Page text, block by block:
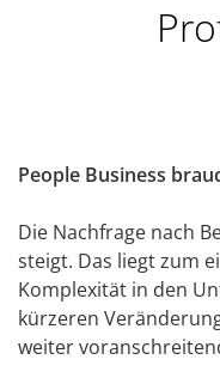
People Business
Die Nachfrage nach
steigt. Das liegt zum
Komplexität in den
kürzeren
weiter